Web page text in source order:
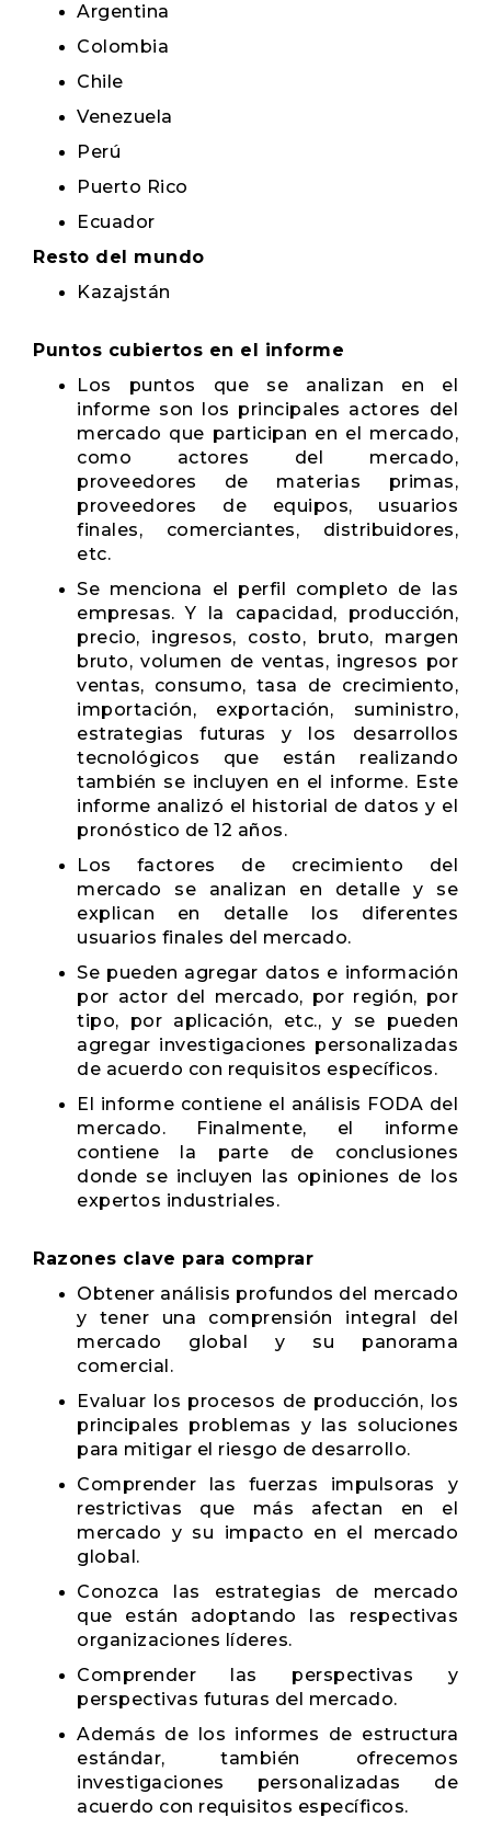
Argentina
Colombia
Chile
Venezuela
Perú
Puerto Rico
Ecuador
Resto del mundo
Kazajstán
Puntos cubiertos en el informe
Los puntos que se analizan en el
informe son los principales actores del
mercado que participan en el mercado,
como actores del mercado,
proveedores de materias primas,
proveedores de equipos, usuarios
finales, comerciantes, distribuidores,
etc.
Se menciona el perfil completo de las
empresas. Y la capacidad, producción,
precio, ingresos, costo, bruto, margen
bruto, volumen de ventas, ingresos por
ventas, consumo, tasa de crecimiento,
importación, exportación, suministro,
estrategias futuras y los desarrollos
tecnológicos que están realizando
también se incluyen en el informe. Este
informe analizó el historial de datos y el
pronóstico de 12 años.
Los factores de crecimiento del
mercado se analizan en detalle y se
explican en detalle los diferentes
usuarios finales del mercado.
Se pueden agregar datos e información
por actor del mercado, por región, por
tipo, por aplicación, etc., y se pueden
agregar investigaciones personalizadas
de acuerdo con requisitos específicos.
El informe contiene el análisis FODA del
mercado. Finalmente, el informe
contiene la parte de conclusiones
donde se incluyen las opiniones de los
expertos industriales.
Razones clave para comprar
Obtener análisis profundos del mercado
y tener una comprensión integral del
mercado global y su panorama
comercial.
Evaluar los procesos de producción, los
principales problemas y las soluciones
para mitigar el riesgo de desarrollo.
Comprender las fuerzas impulsoras y
restrictivas que más afectan en el
mercado y su impacto en el mercado
global.
Conozca las estrategias de mercado
que están adoptando las respectivas
organizaciones líderes.
Comprender las perspectivas y
perspectivas futuras del mercado.
Además de los informes de estructura
estándar, también ofrecemos
investigaciones personalizadas de
acuerdo con requisitos específicos.